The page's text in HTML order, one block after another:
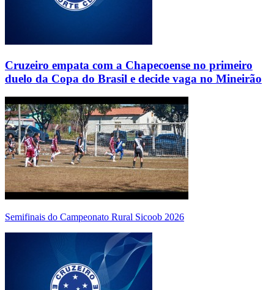
Cruzeiro empata com a Chapecoense no primeiro
duelo da Copa do Brasil e decide vaga no Mineirão
Semifinais do Campeonato Rural Sicoob 2026